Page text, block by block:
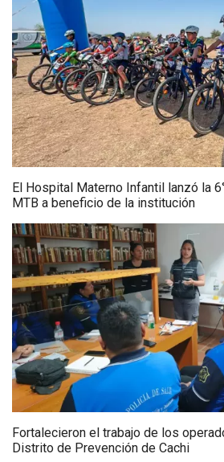
El Hospital Materno Infantil lanzó la
MTB a beneficio de la institución
Fortalecieron el trabajo de los
Distrito de Prevención de Cachi